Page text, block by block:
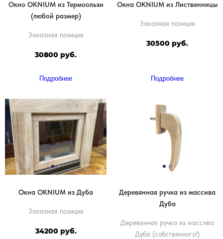
Окно OKNIUM из Термоольхи
(любой размер)
Заказная позиция
30800 руб.
Подробнее
Окна OKNIUM из Лиственницы
Заказная позиция
30500 руб.
Подробнее
Окна OKNIUM из Дуба
Заказная позиция
34200 руб.
Деревянная ручка из массива
Дуба
Деревянная ручка из массива
Дуба (собственного!)